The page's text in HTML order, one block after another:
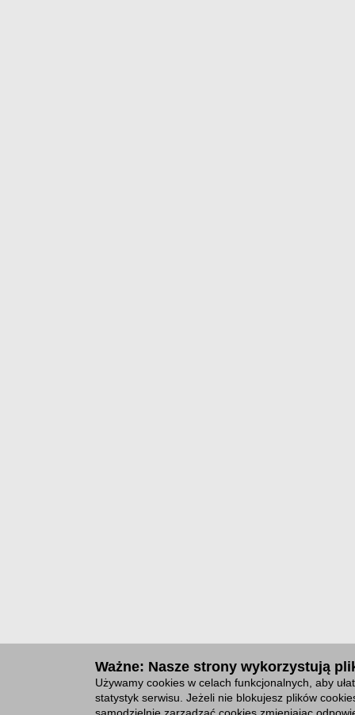
Ważne: Nasze strony wykorzystują
Używamy cookies w celach funkcjonalnych, aby
statystyk serwisu. Jeżeli nie blokujesz plików